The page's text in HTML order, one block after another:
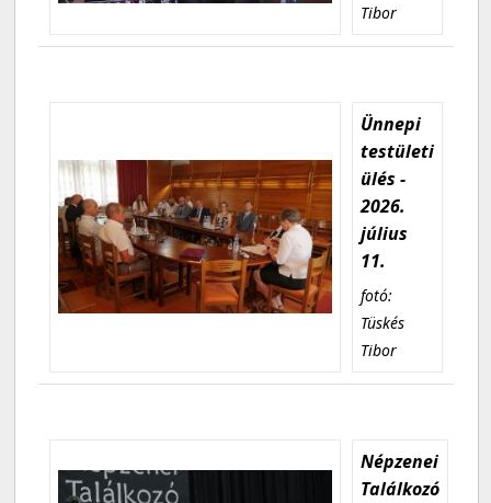
Tibor
Ünnepi
testületi
ülés -
2026.
július
11.
fotó:
Tüskés
Tibor
Népzenei
Találkozó